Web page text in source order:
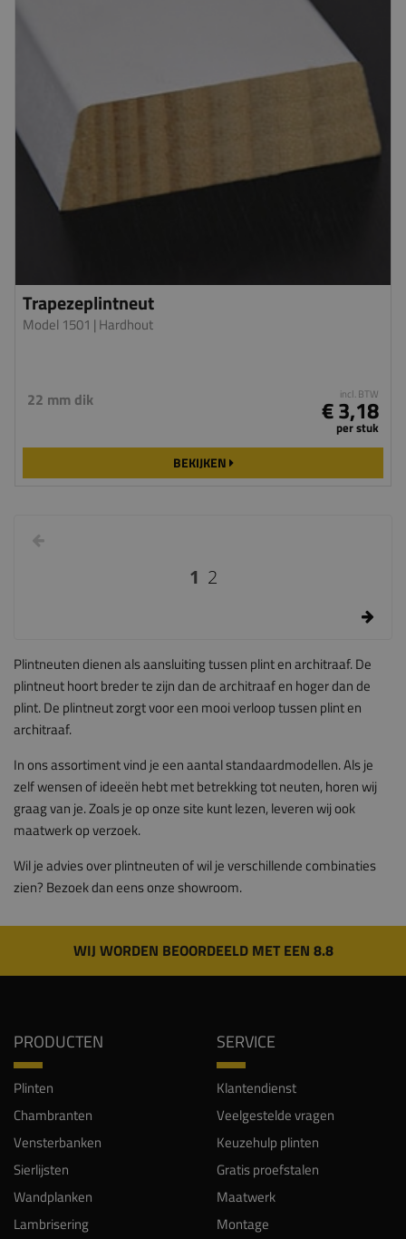
Trapezeplintneut
Model 1501 | Hardhout
22 mm dik incl. BTW
€ 3,18
per stuk
BEKIJKEN
1 2
Plintneuten dienen als aansluiting tussen plint en architraaf. De
plintneut hoort breder te zijn dan de architraaf en hoger dan de
plint. De plintneut zorgt voor een mooi verloop tussen plint en
architraaf.
In ons assortiment vind je een aantal standaardmodellen. Als je
zelf wensen of ideeën hebt met betrekking tot neuten, horen wij
graag van je. Zoals je op onze site kunt lezen, leveren wij ook
maatwerk op verzoek.
Wil je advies over plintneuten of wil je verschillende combinaties
zien? Bezoek dan eens onze showroom.
WIJ WORDEN BEOORDEELD MET EEN 8.8
PRODUCTEN
Plinten
Chambranten
Vensterbanken
Sierlijsten
Wandplanken
Lambrisering
SERVICE
Klantendienst
Veelgestelde vragen
Keuzehulp plinten
Gratis proefstalen
Maatwerk
Montage